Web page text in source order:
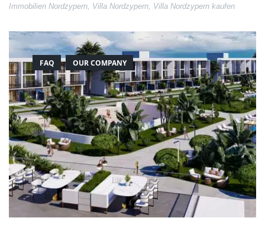
Immobilien Nordzypern, Villa Nordzypern, Villa Nordzypern kaufen
FAQ OUR COMPANY